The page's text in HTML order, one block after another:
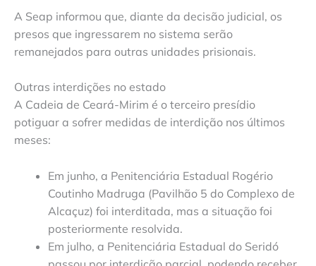
A Seap informou que, diante da decisão judicial, os
presos que ingressarem no sistema serão
remanejados para outras unidades prisionais.
Outras interdições no estado
A Cadeia de Ceará-Mirim é o terceiro presídio
potiguar a sofrer medidas de interdição nos últimos
meses:
Em junho, a Penitenciária Estadual Rogério
Coutinho Madruga (Pavilhão 5 do Complexo de
Alcaçuz) foi interditada, mas a situação foi
posteriormente resolvida.
Em julho, a Penitenciária Estadual do Seridó